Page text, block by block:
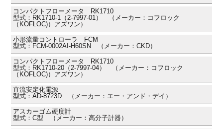
コンパクトフローメータ RK1710
型式：RK1710-1（2-7997-01） （メーカー：コフロック
（KOFLOC)）アズワン）
小形流量コントローラ FCM
型式：FCM-0002AI-H60SN （メーカー：CKD）
コンパクトフローメータ RK1710
型式：RK1710-20（2-7997-04） （メーカー：コフロック
（KOFLOC)）アズワン）
直流安定化電源
型式：AD-8723D （メーカー：エー・アンド・デイ）
アスカーゴム硬度計
型式：C型 （メーカー：高分子計器）